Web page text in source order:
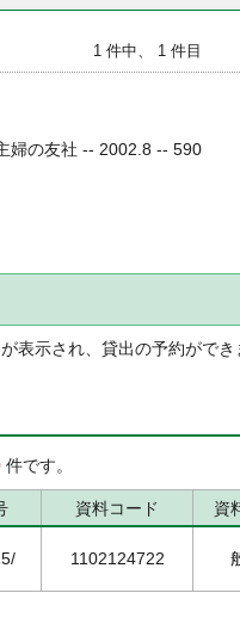
1 件中、 1 件目
の友社 -- 2002.8 -- 590
表示され、貸出の予約ができ
件です。
資料コード 資
1102124722